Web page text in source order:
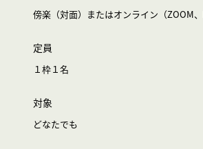
傍楽（対面）またはオンライン（ZOOM、
定員
１枠１名
対象
どなたでも